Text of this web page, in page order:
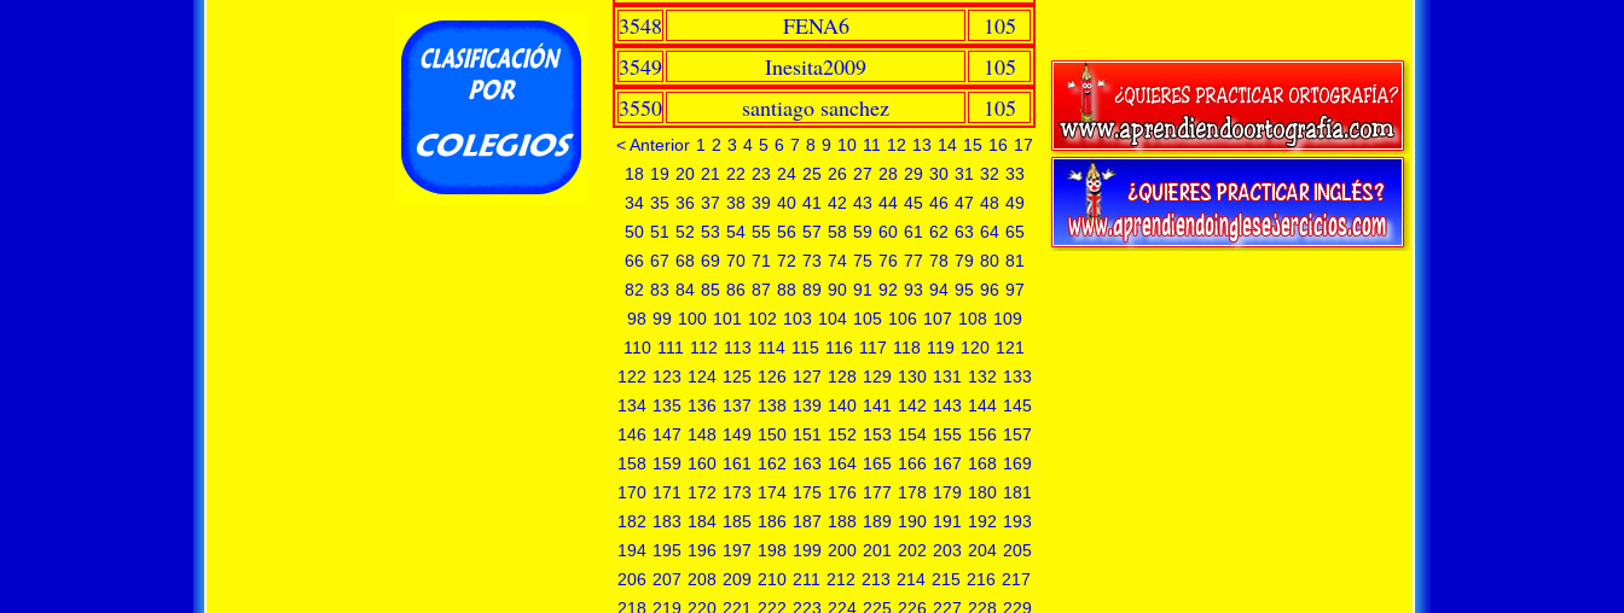
3548
FENA6
105
3549
Inesita2009
105
3550
santiago sanchez 105
< Anterior 1 2 3 4 5 6 7 8 9 10 11 12 13 14 15 16 17
18 19 20 21 22 23 24 25 26 27 28 29 30 31 32 33
34 35 36 37 38 39 40 41 42 43 44 45 46 47 48 49
50 51 52 53 54 55 56 57 58 59 60 61 62 63 64 65
66 67 68 69 70 71 72 73 74 75 76 77 78 79 80 81
82 83 84 85 86 87 88 89 90 91 92 93 94 95 96 97
98 99 100 101 102 103 104 105 106 107 108 109
110 111 112 113 114 115 116 117 118 119 120 121
122 123 124 125 126 127 128 129 130 131 132 133
134 135 136 137 138 139 140 141 142 143 144 145
146 147 148 149 150 151 152 153 154 155 156 157
158 159 160 161 162 163 164 165 166 167 168 169
170 171 172 173 174 175 176 177 178 179 180 181
182 183 184 185 186 187 188 189 190 191 192 193
194 195 196 197 198 199 200 201 202 203 204 205
206 207 208 209 210 211 212 213 214 215 216 217
218 219 220 221 222 223 224 225 226 227 228 229